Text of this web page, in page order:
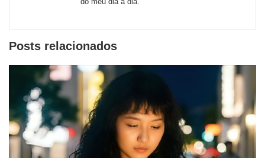
Posts relacionados